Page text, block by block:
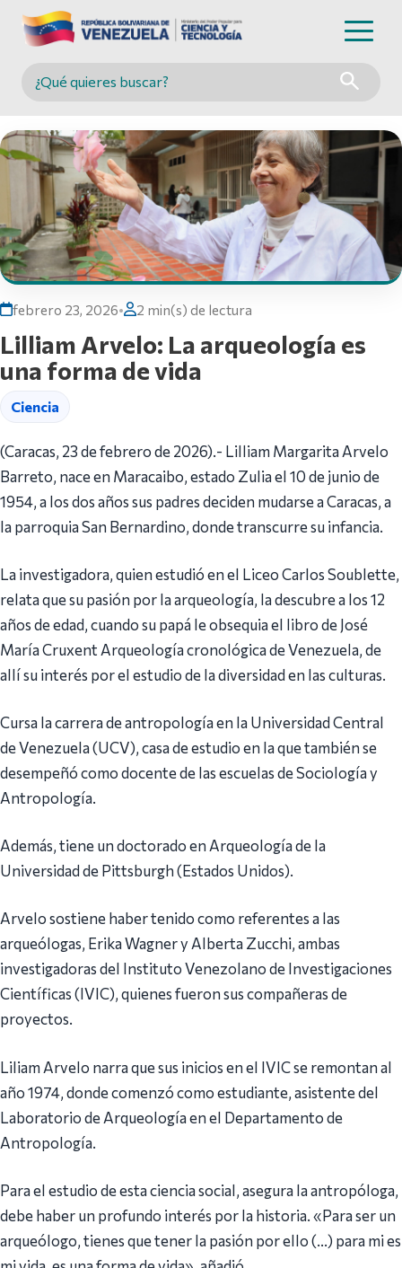
Buscar en MINCYT
febrero 23, 2026• 2 min(s) de lectura
Lilliam Arvelo: La arqueología es
una forma de vida
Ciencia
(Caracas, 23 de febrero de 2026).- Lilliam Margarita Arvelo
Barreto, nace en Maracaibo, estado Zulia el 10 de junio de
1954, a los dos años sus padres deciden mudarse a Caracas, a
la parroquia San Bernardino, donde transcurre su infancia.
La investigadora, quien estudió en el Liceo Carlos Soublette,
relata que su pasión por la arqueología, la descubre a los 12
años de edad, cuando su papá le obsequia el libro de José
María Cruxent Arqueología cronológica de Venezuela, de
allí su interés por el estudio de la diversidad en las culturas.
Cursa la carrera de antropología en la Universidad Central
de Venezuela (UCV), casa de estudio en la que también se
desempeñó como docente de las escuelas de Sociología y
Antropología.
Además, tiene un doctorado en Arqueología de la
Universidad de Pittsburgh (Estados Unidos).
Arvelo sostiene haber tenido como referentes a las
arqueólogas, Erika Wagner y Alberta Zucchi, ambas
investigadoras del Instituto Venezolano de Investigaciones
Científicas (IVIC), quienes fueron sus compañeras de
proyectos.
Liliam Arvelo narra que sus inicios en el IVIC se remontan al
año 1974, donde comenzó como estudiante, asistente del
Laboratorio de Arqueología en el Departamento de
Antropología.
Para el estudio de esta ciencia social, asegura la antropóloga,
debe haber un profundo interés por la historia. «Para ser un
arqueólogo, tienes que tener la pasión por ello (…) para mi es